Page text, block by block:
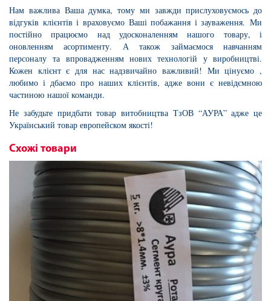
Нам важлива Ваша думка, тому ми завжди прислуховуємось до
відгуків клієнтів і враховуємо Ваші побажання і зауваження. Ми
постійно працюємо над удосконаленням нашого товару, і
оновленням асортименту. А також займаємося навчанням
персоналу та впровадженням нових технологій у виробництві.
Кожен клієнт є для нас надзвичайно важливий! Ми цінуємо ,
любимо і дбаємо про наших клієнтів, адже вони є невідємною
частиною нашої команди.
Не забудьте придбати товар витобництва ТзОВ “АУРА” адже це
Український товар европейском якості!
Схожі товари